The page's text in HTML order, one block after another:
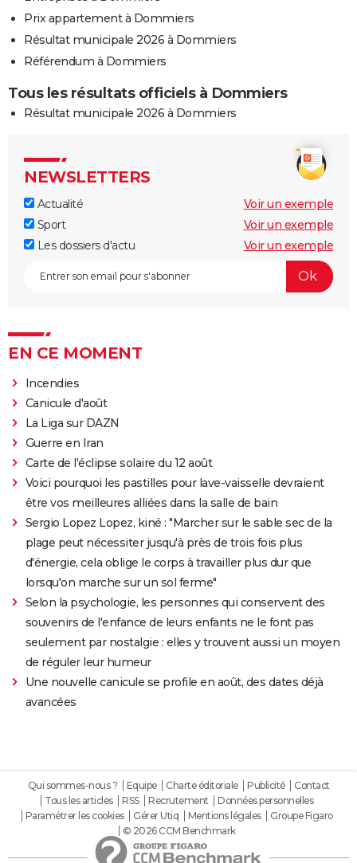
Prix appartement à Dommiers
Résultat municipale 2026 à Dommiers
Référendum à Dommiers
Tous les résultats officiels à Dommiers
Résultat municipale 2026 à Dommiers
NEWSLETTERS
Actualité
Voir un exemple
Sport
Voir un exemple
Les dossiers d'actu
Voir un exemple
EN CE MOMENT
Incendies
Canicule d'août
La Liga sur DAZN
Guerre en Iran
Carte de l'éclipse solaire du 12 août
Voici pourquoi les pastilles pour lave-vaisselle devraient
être vos meilleures alliées dans la salle de bain
Sergio Lopez Lopez, kiné : "Marcher sur le sable sec de la
plage peut nécessiter jusqu'à près de trois fois plus
d'énergie, cela oblige le corps à travailler plus dur que
lorsqu'on marche sur un sol ferme"
Selon la psychologie, les personnes qui conservent des
souvenirs de l'enfance de leurs enfants ne le font pas
seulement par nostalgie : elles y trouvent aussi un moyen
de réguler leur humeur
Une nouvelle canicule se profile en août, des dates déjà
avancées
Qui sommes-nous ? Equipe Charte éditoriale Publicité
Contact
Tous les articles
RSS Recrutement
Données personnelles
Paramétrer les cookies
Gérer Utiq Mentions légales
Groupe Figaro
© 2026 CCM Benchmark